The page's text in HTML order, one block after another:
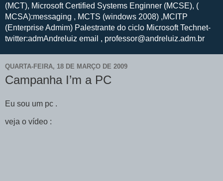
(MCT), Microsoft Certified Systems Enginner (MCSE), (
MCSA):messaging , MCTS (windows 2008) ,MCITP
(Enterprise Admim) Palestrante do ciclo Microsoft Technet-
twitter:admAndreluiz email , professor@andreluiz.adm.br
QUARTA-FEIRA, 18 DE MARÇO DE 2009
Campanha I’m a PC
Eu sou um pc .
veja o vídeo :